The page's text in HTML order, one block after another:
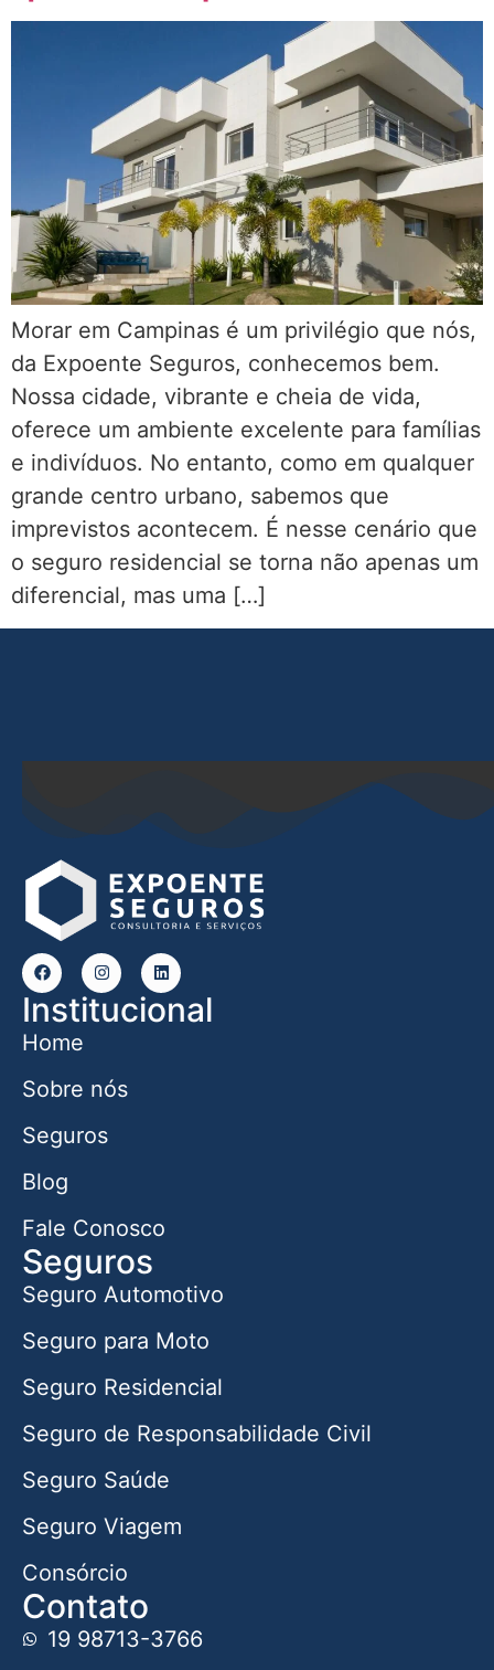
Morar em Campinas é um privilégio que nós,
da Expoente Seguros, conhecemos bem.
Nossa cidade, vibrante e cheia de vida,
oferece um ambiente excelente para famílias
e indivíduos. No entanto, como em qualquer
grande centro urbano, sabemos que
imprevistos acontecem. É nesse cenário que
o seguro residencial se torna não apenas um
diferencial, mas uma […]
Institucional
Home
Sobre nós
Seguros
Blog
Fale Conosco
Seguros
Seguro Automotivo
Seguro para Moto
Seguro Residencial
Seguro de Responsabilidade Civil
Seguro Saúde
Seguro Viagem
Consórcio
Contato
19 98713-3766